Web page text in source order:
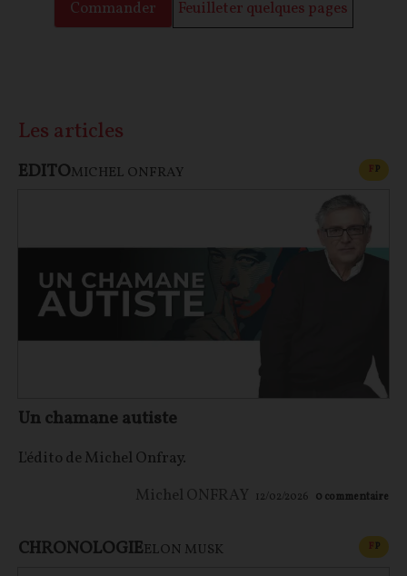
Commander
Feuilleter quelques pages
Les articles
EDITOMICHEL ONFRAY FP
Un chamane autiste
L'édito de Michel Onfray.
Michel ONFRAY 12/02/2026 0 commentaire
CHRONOLOGIEELON MUSK FP